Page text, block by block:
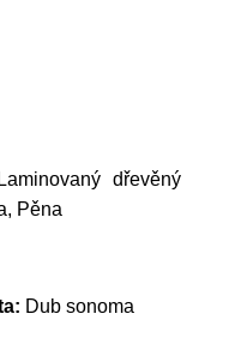
dřevěný
Pěna
Dub sonoma